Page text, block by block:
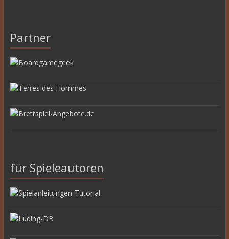
Partner
für Spieleautoren